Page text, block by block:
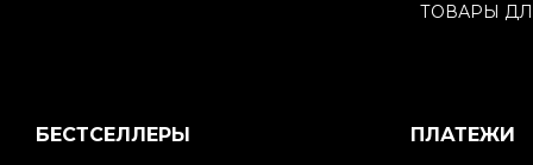
ТОВАРЫ
БЕСТСЕЛЛЕРЫ ПЛАТЕЖИ